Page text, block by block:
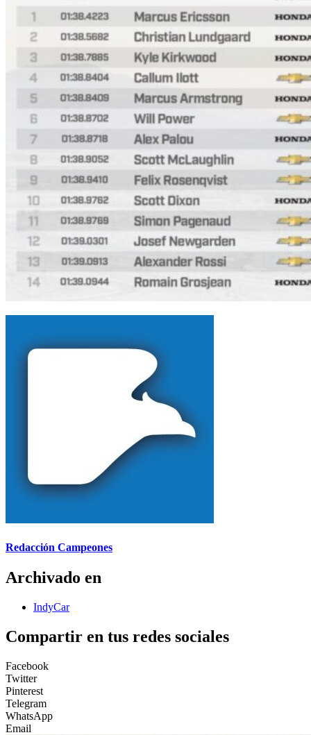
Redacción Campeones
Archivado en
IndyCar
Compartir en tus redes sociales
Facebook
Twitter
Pinterest
Telegram
WhatsApp
Email